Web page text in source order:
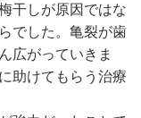
干しが原因ではな
でした。亀裂が歯
広がっていきま
助けてもらう治療